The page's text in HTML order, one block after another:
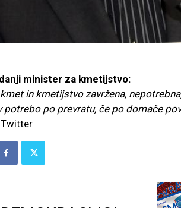
minister za kmetijstvo:
in kmetijstvo zavržena,
potrebo po prevratu, če po domače